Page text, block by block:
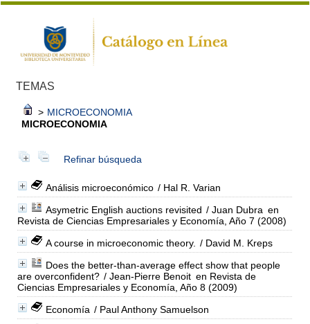
TEMAS
> MICROECONOMIA
MICROECONOMIA
Refinar búsqueda
Análisis microeconómico / Hal R. Varian
Asymetric English auctions revisited / Juan Dubra en
Revista de Ciencias Empresariales y Economía, Año 7 (2008)
A course in microeconomic theory. / David M. Kreps
Does the better-than-average effect show that people
are overconfident? / Jean-Pierre Benoit en Revista de
Ciencias Empresariales y Economía, Año 8 (2009)
Economía / Paul Anthony Samuelson